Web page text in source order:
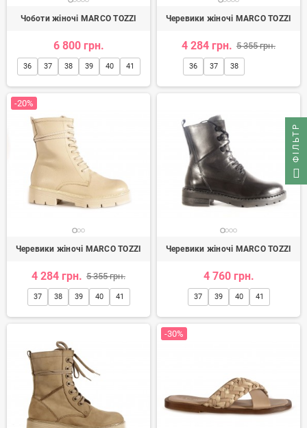
Чоботи жіночі MARCO TOZZI
6 800 грн.
36 37 38 39 40 41
Черевики жіночі MARCO TOZZI
4 284 грн. 5 355 грн.
36 37 38
-20%
Черевики жіночі MARCO TOZZI
4 284 грн. 5 355 грн.
37 38 39 40 41
Черевики жіночі MARCO TOZZI
4 760 грн.
37 39 40 41
-30%
ФІЛЬТР